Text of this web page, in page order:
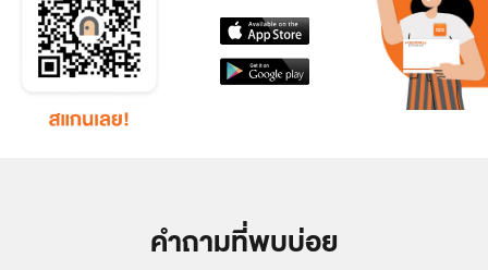
คำถามที่พบบ่อย